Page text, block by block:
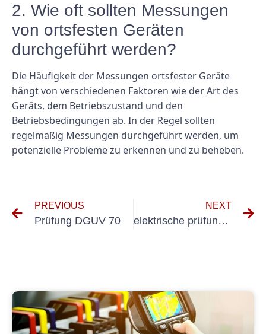
2. Wie oft sollten Messungen
von ortsfesten Geräten
durchgeführt werden?
Die Häufigkeit der Messungen ortsfester Geräte
hängt von verschiedenen Faktoren wie der Art des
Geräts, dem Betriebszustand und den
Betriebsbedingungen ab. In der Regel sollten
regelmäßig Messungen durchgeführt werden, um
potenzielle Probleme zu erkennen und zu beheben.
PREVIOUS
Prüfung DGUV 70
NEXT
elektrische prüfung ortsfester geräte